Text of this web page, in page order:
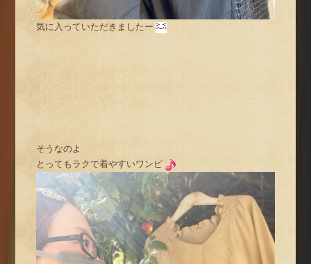
気に入っていただきましたー
そうなのよ
とってもラクで着やすいワンピ